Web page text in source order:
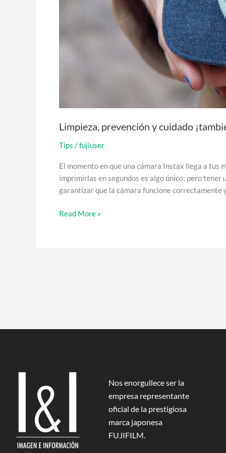
Limpieza, prevención y cuidado
Tips /fujiuser
El momento en que una cámara Instax llega a tus
imprimirlas en segundos es algo único; pero
garantizar que la cámara funcione correctamente
Read More »
Nos enorgullece ser la
empresa representante
oficial de la prestigiosa
marca japonesa
FUJIFILM.